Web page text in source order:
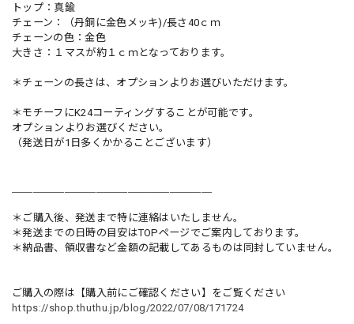
トップ：真鍮
チェーン：（丹銅に金色メッキ)/長さ40ｃｍ
チェーンの色：金色
大きさ：１マスが約１ｃｍとなっております。
＊チェーンの長さは、オプションよりお選びいただけます。
＊モチーフにK24コーティングすることが可能です。
オプションよりお選びください。
（発送日が1日多くかかることございます）
＊ご購入後、発送まで特に連絡はいたしません。
＊発送までの日時の目安はTOPページでご案内しております。
＊納品書、領収書など金額の記載してあるものは同封していません。
ご購入の際は【購入前にご確認ください】をご覧ください
https://shop.thuthu.jp/blog/2022/07/08/171724